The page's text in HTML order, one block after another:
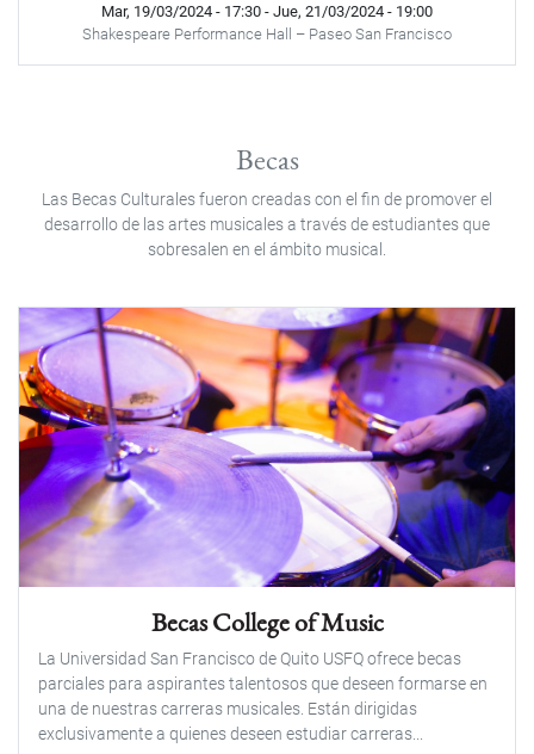
Mar, 19/03/2024 - 17:30 - Jue, 21/03/2024 - 19:00
Shakespeare Performance Hall – Paseo San Francisco
Becas
Las Becas Culturales fueron creadas con el fin de promover el
desarrollo de las artes musicales a través de estudiantes que
sobresalen en el ámbito musical.
Becas College of Music
La Universidad San Francisco de Quito USFQ ofrece becas
parciales para aspirantes talentosos que deseen formarse en
una de nuestras carreras musicales. Están dirigidas
exclusivamente a quienes deseen estudiar carreras...